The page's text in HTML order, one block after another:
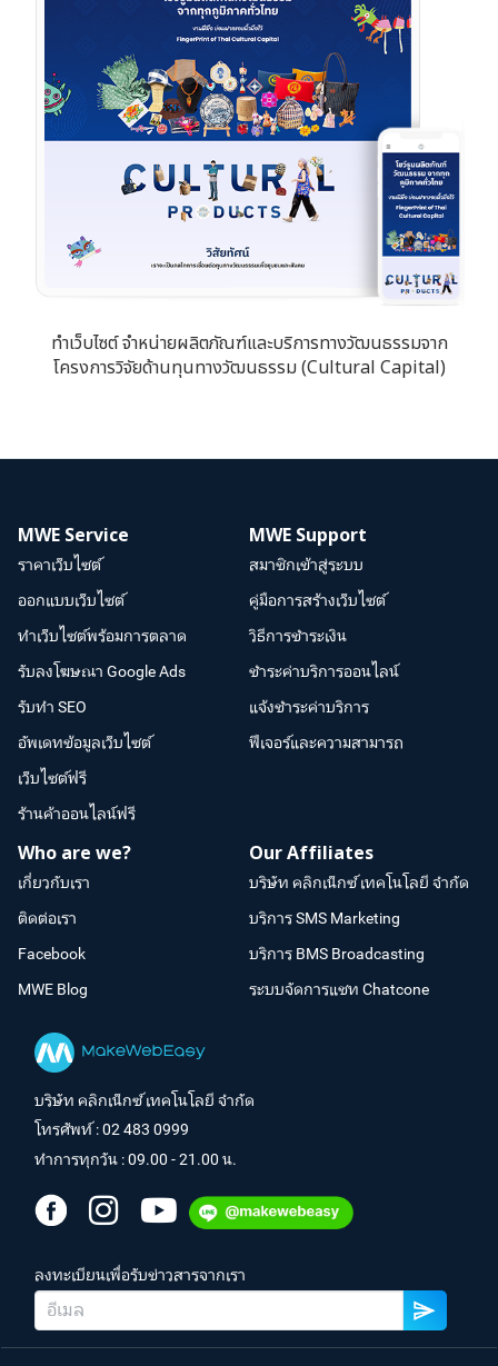
ทำเว็บไซต์ จำหน่ายผลิตภัณฑ์และบริการทางวัฒนธรรมจาก
โครงการวิจัยด้านทุนทางวัฒนธรรม (Cultural Capital)
MWE Service
ราคาเว็บไซต์
ออกแบบเว็บไซต์
ทำเว็บไซต์พร้อมการตลาด
รับลงโฆษณา Google Ads
รับทำ SEO
อัพเดทข้อมูลเว็บไซต์
เว็บไซต์ฟรี
ร้านค้าออนไลน์ฟรี
MWE Support
สมาชิกเข้าสู่ระบบ
คู่มือการสร้างเว็บไซต์
วิธีการชำระเงิน
ชำระค่าบริการออนไลน์
แจ้งชำระค่าบริการ
ฟีเจอร์และความสามารถ
Who are we?
เกี่ยวกับเรา
ติดต่อเรา
Facebook
MWE Blog
Our Affiliates
บริษัท คลิกเน็กซ์ เทคโนโลยี จำกัด
บริการ SMS Marketing
บริการ BMS Broadcasting
ระบบจัดการแชท Chatcone
บริษัท คลิกเน็กซ์ เทคโนโลยี จำกัด
โทรศัพท์ :02 483 0999
ทำการทุกวัน : 09.00 - 21.00 น.
ลงทะเบียนเพื่อรับข่าวสารจากเรา